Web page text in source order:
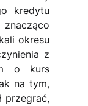
kredytu
okresu
z
o kurs
na tym,
przegrać,